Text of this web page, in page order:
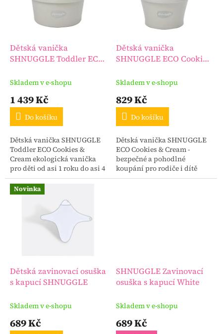
d
u
Dětská vanička
SHNUGGLE Toddler ECO
Skladem v e-shopu
1 439 Kč
Do košíku
Dětská vanička SHNUGGLE
Toddler ECO Cookies &
Cream ekologická vanička
pro děti od asi 1 roku do asi 4
let.
Dětská vanička
SHNUGGLE ECO Cookies
Skladem v e-shopu
829 Kč
Do košíku
Dětská vanička SHNUGGLE
ECO Cookies & Cream -
bezpečné a pohodlné
koupání pro rodiče i dítě
vhodná pro děti od narození
Novinka
Dětská zavinovací osuška
s kapucí SHNUGGLE
Skladem v e-shopu
689 Kč
SHNUGGLE Zavinovací
osuška s kapucí White
Skladem v e-shopu
689 Kč